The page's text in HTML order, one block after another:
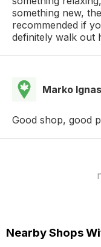
something new,
recommended if
definitely walk out
Marko
Good shop, good
Nearby Shops